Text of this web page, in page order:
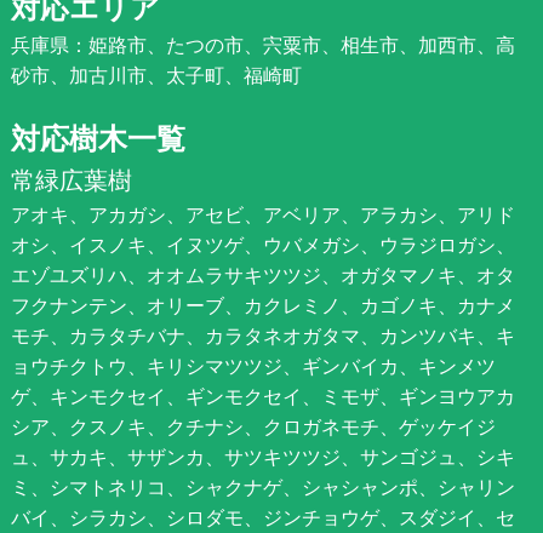
兵庫県：姫路市、たつの市、宍粟市、相生市、加西市、高
砂市、加古川市、太子町、福崎町
対応樹木一覧
常緑広葉樹
アオキ、アカガシ、アセビ、アベリア、アラカシ、アリド
オシ、イスノキ、イヌツゲ、ウバメガシ、ウラジロガシ、
エゾユズリハ、オオムラサキツツジ、オガタマノキ、オタ
フクナンテン、オリーブ、カクレミノ、カゴノキ、カナメ
モチ、カラタチバナ、カラタネオガタマ、カンツバキ、キ
ョウチクトウ、キリシマツツジ、ギンバイカ、キンメツ
ゲ、キンモクセイ、ギンモクセイ、ミモザ、ギンヨウアカ
シア、クスノキ、クチナシ、クロガネモチ、ゲッケイジ
ュ、サカキ、サザンカ、サツキツツジ、サンゴジュ、シキ
ミ、シマトネリコ、シャクナゲ、シャシャンポ、シャリン
バイ、シラカシ、シロダモ、ジンチョウゲ、スダジイ、セ